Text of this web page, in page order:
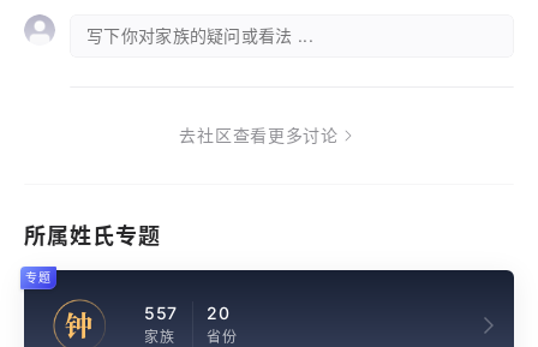
写下你对家族的疑问或看法 ...
去社区查看更多讨论
所属姓氏专题
钟 557
家族
20
省份
专题